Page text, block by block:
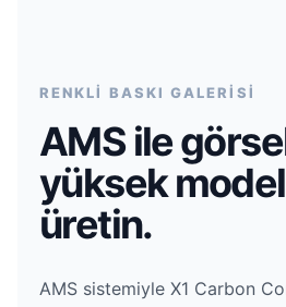
RENKLİ BASKI GALERİSİ
AMS ile
yüksek
üretin.
AMS sistemiyle X1 Carbon